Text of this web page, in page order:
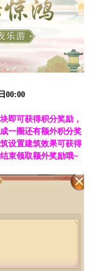
00:00
即可获得积分奖励，
一圈还有额外积分奖
设置建筑效果可获得
束领取额外奖励哦~